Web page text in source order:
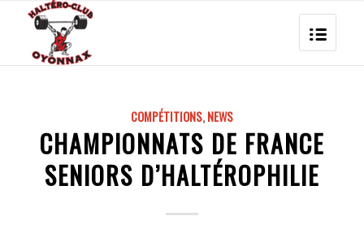
COMPÉTITIONS,NEWS
CHAMPIONNATS DE FRANCE
SENIORS D’HALTÉROPHILIE